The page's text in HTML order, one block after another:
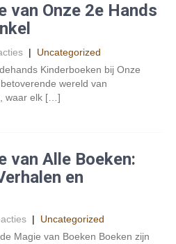
van Onze 2e Hands
| Uncategorized
Kinderboeken bij Onze
wereld van
waar elk […]
van Alle Boeken:
en
| Uncategorized
Magie van Boeken Boeken zijn